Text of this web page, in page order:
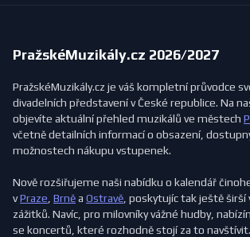
PražskéMuzikály.cz 2026/2027
PražskéMuzikály.cz je váš kompletní průvodce
divadelních představení v České republice. Na
objevíte aktuální přehled muzikálů ve městech
včetně detailních informací o obsazení,
možnostech nákupu vstupenek.
Nově rozšiřujeme naši nabídku o kalendář
vPraze Brněa Ostravě , poskytujíc tak ještě
zážitků. Navíc, pro milovníky vážné hudby,
se koncertů, které rozhodně stojí za to navštívit.